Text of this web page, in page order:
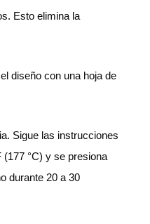
Esto elimina la
diseño con una hoja de
Sigue las instrucciones
°C) y se presiona
durante 20 a 30